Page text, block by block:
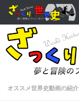
オススメ世界史動画の紹介